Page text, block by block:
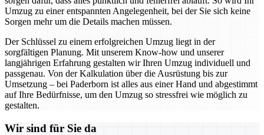
Umzug zu einer entspannten Angelegenheit, bei der Sie sich keine
Sorgen mehr um die Details machen müssen.
Der Schlüssel zu einem erfolgreichen Umzug liegt in der
sorgfältigen Planung. Mit unserem Know-how und unserer
langjährigen Erfahrung gestalten wir Ihren Umzug individuell und
passgenau. Von der Kalkulation über die Ausrüstung bis zur
Umsetzung – bei Paderborn ist alles aus einer Hand und abgestimmt
auf Ihre Bedürfnisse, um den Umzug so stressfrei wie möglich zu
gestalten.
Wir sind für Sie da